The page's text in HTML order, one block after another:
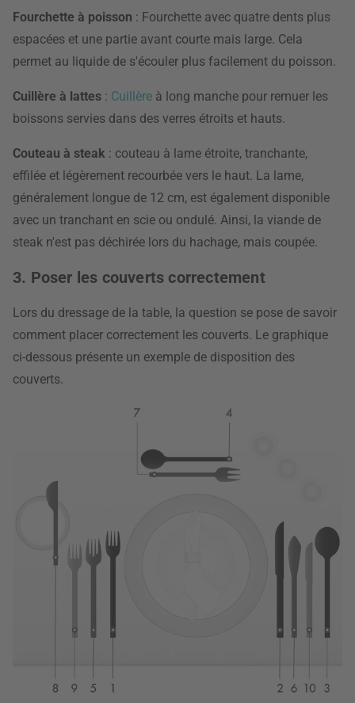
Fourchette à poisson : Fourchette avec quatre dents plus
espacées et une partie avant courte mais large. Cela
permet au liquide de s'écouler plus facilement du poisson.
Cuillère à lattes : Cuillère à long manche pour remuer les
boissons servies dans des verres étroits et hauts.
Couteau à steak : couteau à lame étroite, tranchante,
effilée et légèrement recourbée vers le haut. La lame,
généralement longue de 12 cm, est également disponible
avec un tranchant en scie ou ondulé. Ainsi, la viande de
steak n'est pas déchirée lors du hachage, mais coupée.
3. Poser les couverts correctement
Lors du dressage de la table, la question se pose de savoir
comment placer correctement les couverts. Le graphique
ci-dessous présente un exemple de disposition des
couverts.